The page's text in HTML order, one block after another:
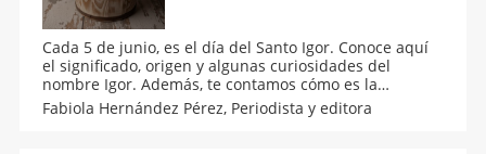
Cada 5 de junio, es el día del Santo Igor. Conoce aquí
el significado, origen y algunas curiosidades del
nombre Igor. Además, te contamos cómo es la
personalidad de los pequeños que llevan este original
apodo y con qué otros nombres puede combinarse. Si
Fabiola Hernández Pérez, Periodista y editora